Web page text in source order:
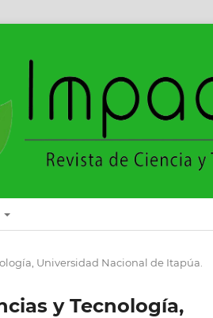
Universidad Nacional de Itapúa.
y Tecnología,